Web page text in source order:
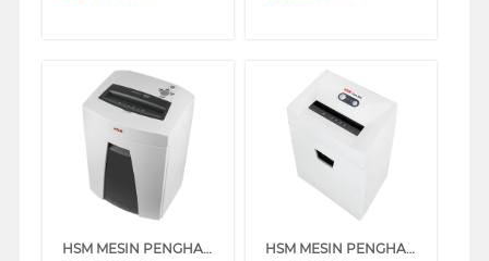
HSM MESIN PENGHANCUR KERTAS PAPER SHREDDER SCURIO C18 HSM MESIN PENGHANCUR KERTAS PAPER SHREDDER HSM320_SC3_9